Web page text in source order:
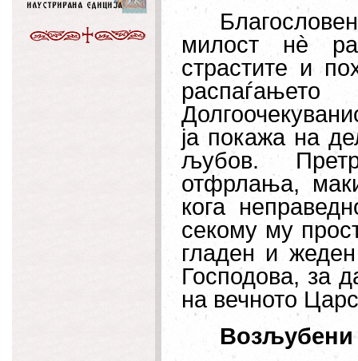
милост нè
страстите и
ја покажа на
љубов.
отфрлања,
кога
секому му
гладен и
Господова, за
на вечното
Возљубени